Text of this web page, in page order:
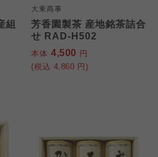
組
大東商事
芳香園製茶 産地銘茶詰合
せ RAD-H502
本体 4,500 円
(税込 4,860 円)